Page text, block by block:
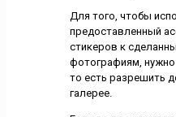
Для того, чтобы
предоставленный
стикеров к
фотографиям, нужно
то есть разрешить
галерее.